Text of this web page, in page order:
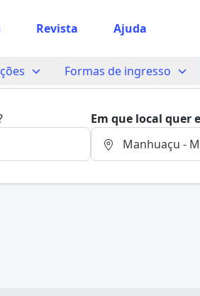
Revista Ajuda
para seus estudos
0%
Formas de ingresso
Em que local quer